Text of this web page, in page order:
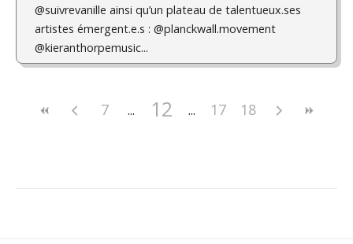
@suivrevanille ainsi qu’un plateau de talentueux.ses
artistes émergent.e.s : @planckwall.movement
@kieranthorpemusic...
7 12 17 18